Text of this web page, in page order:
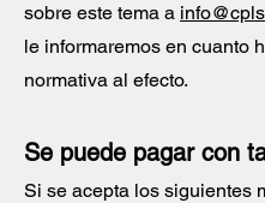
sobre este tema a
le informaremos en cuanto
normativa al efecto.
Se puede pagar con
Si se acepta los siguientes